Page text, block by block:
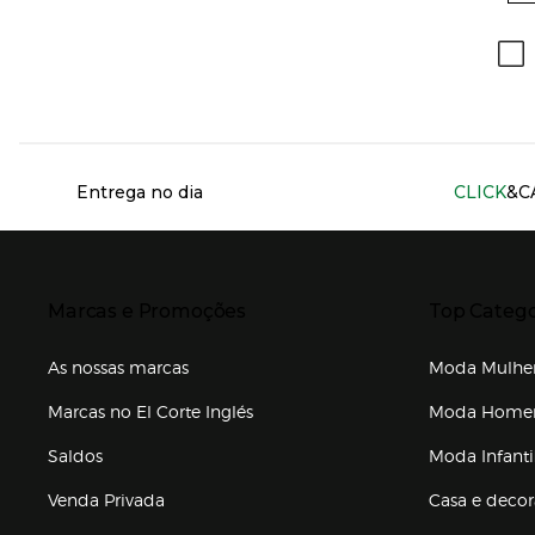
Entrega no dia CLICK
As nossas marcas
Marcas no El Corte Inglés
Saldos
Venda Privada
Moda
Moda
Moda
Casa e